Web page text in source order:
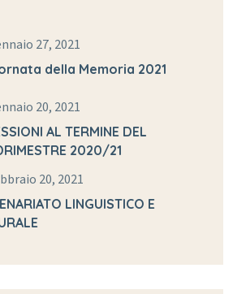
27, 2021
della Memoria 2021
20, 2021
AL TERMINE DEL
2020/21
20, 2021
LINGUISTICO E